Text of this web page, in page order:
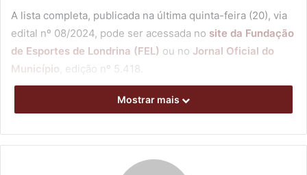
A lista completa, publicada na última quinta-feira (20), via
edital nº 08/2024, pode ser acessada no site da Fundação
de Esportes de Londrina (FEL) ou no Jornal Oficial do
Município , edição nº 5.418.
O orçamento do Feipe 2025 será distribuído entre seis
2.216.000,00), Master (R$ 245.000,00), Ligas (R$
607.000,00), Alternativo (R$ 210.000,00) e Paradesportivo
Mostrar mais